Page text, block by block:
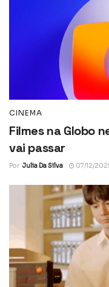
CINEMA
Filmes na Globo
vai passar
Por Julia Da Silva 07/12/